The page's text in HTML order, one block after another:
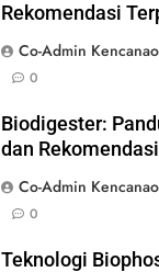
Rekomendasi
Co-Admin
0
Biodigester:
dan
Co-Admin
0
Teknologi